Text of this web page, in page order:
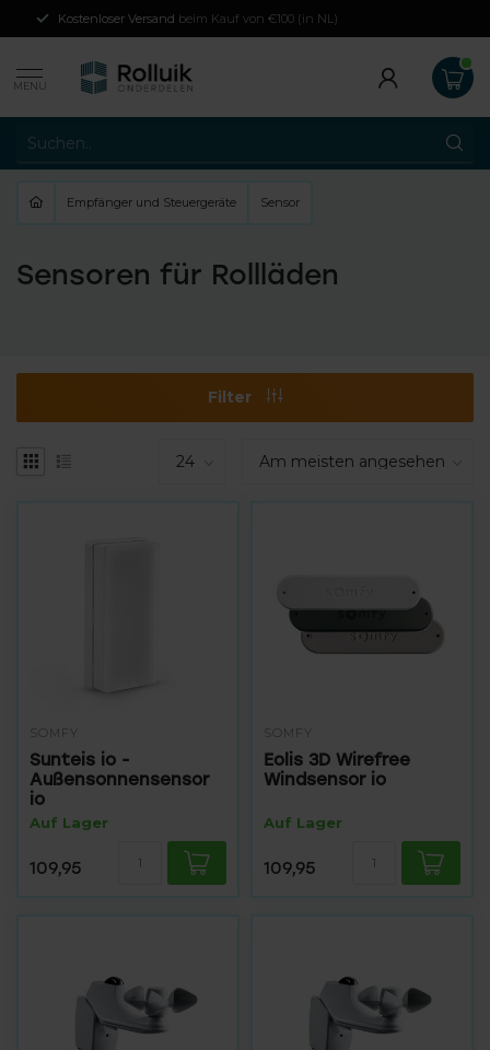
Kostenloser Versand beim Kauf von €100 (in NL)
MENU
Empfänger und Steuergeräte Sensor
Sensoren für Rollläden
Filter
SOMFY
Sunteis io -
Außensonnensensor
io
Auf Lager
109,95
SOMFY
Eolis 3D Wirefree
Windsensor io
Auf Lager
109,95